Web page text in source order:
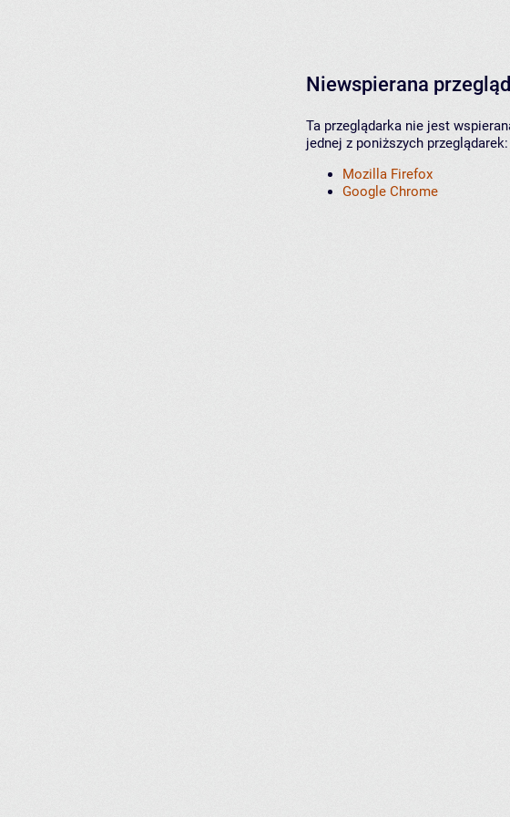
Niewspierana
Ta przeglądarka nie jest
jednej z poniższych przeglądarek:
Mozilla Firefox
Google Chrome